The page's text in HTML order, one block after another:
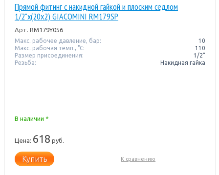
Прямой фитинг с накидной гайкой и плоским седлом
1/2"x(20x2) GIACOMINI RM179SP
Арт. RM179Y056
Макс. рабочее давление, бар:
10
Макс. рабочая темп., °С:
110
Размер присоединения:
1/2"
Резьба:
Накидная гайка
В наличии *
Цена: 618 руб.
Купить К сравнению